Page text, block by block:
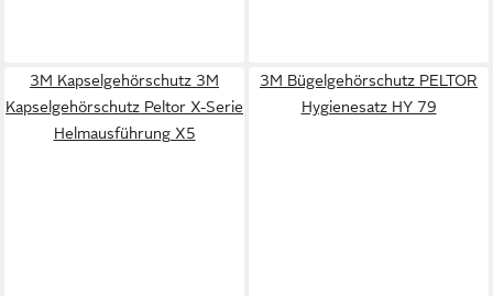
3M Kapselgehörschutz 3M
Kapselgehörschutz Peltor X-Serie
Helmausführung X5
3M Bügelgehörschutz PELTOR
Hygienesatz HY 79